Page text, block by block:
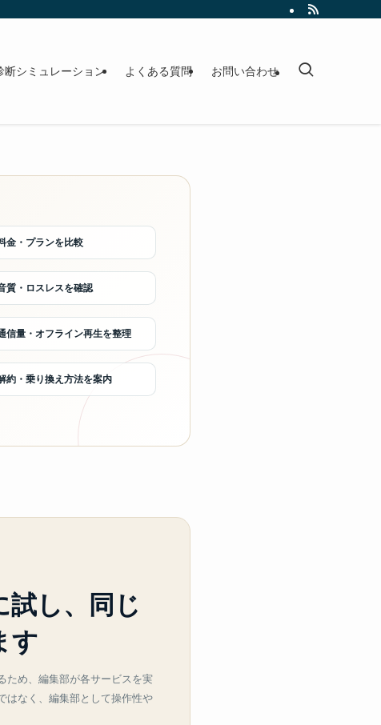
断シミュレーション よくある質問 お問い合わせ
金・プランを比較
質・ロスレスを確認
信量・オフライン再生を整理
約・乗り換え方法を案内
試し、同じ
す
ため、編集部が各サービスを実
はなく、編集部として操作性や